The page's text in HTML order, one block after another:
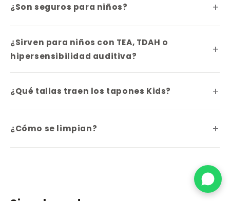
¿Son seguros para niños?
¿Sirven para niños con TEA, TDAH o
hipersensibilidad auditiva?
¿Qué tallas traen los tapones Kids?
¿Cómo se limpian?
18 personas vieron esto hoy
Woo Quiet Pets